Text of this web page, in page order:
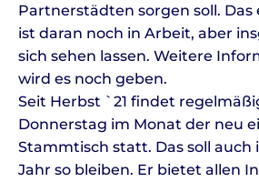
Partnerstädten sorgen soll. Das
ist daran noch in Arbeit, aber
sich sehen lassen. Weitere
wird es noch geben.
Seit Herbst `21 findet
Donnerstag im Monat der neu
Stammtisch statt. Das soll
Jahr so bleiben. Er bietet allen